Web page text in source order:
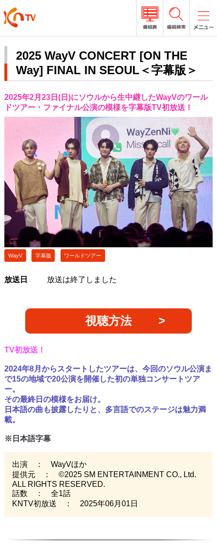
2025 WayV CONCERT [ON THE
Way] FINAL IN SEOUL＜字幕版＞
2025年2月23日(日)にソウルから生中継したWayVのワール
ドツアー・ファイナル公演の模様を字幕版TV初放送！
WayV 字幕版 ワールドツアー
放送日 放送は終了しました
視聴方法
TV初放送！
2024年8月からスタートしたツアーは、今回のソウル公演ま
で15の地域で20公演を開催した初の単独コンサートツア
ー。
その最終日の模様をお届け。
日本語の曲も披露したりと、多言語でのステージは魅力満
載。
※日本語字幕
出演 ： WayVほか
提供元 ： ©2025 SM ENTERTAINMENT CO., Ltd.
ALL RIGHTS RESERVED.
話数 ： 全1話
KNTV初放送 ： 2025年06月01日